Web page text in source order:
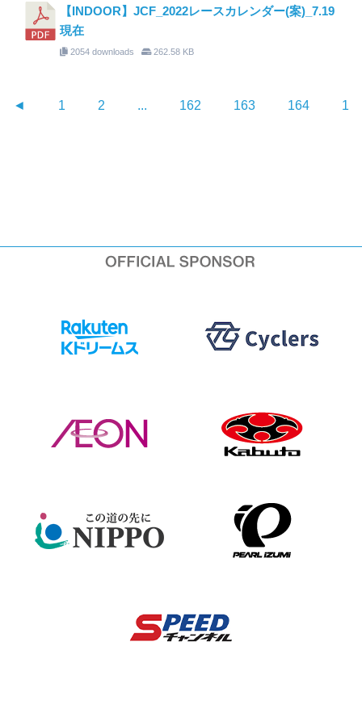
【INDOOR】JCF_2022レースカレンダー(案)_7.19
現在
2054 downloads 262.58 KB
◄ 1 2 ... 162 163 164